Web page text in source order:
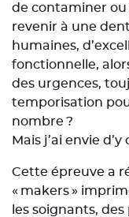
de contaminer
revenir à une
humaines,
fonctionnelle,
des urgences,
temporisation
nombre ?
Mais j’ai envie
Cette épreuve a
« makers »
les soignants,